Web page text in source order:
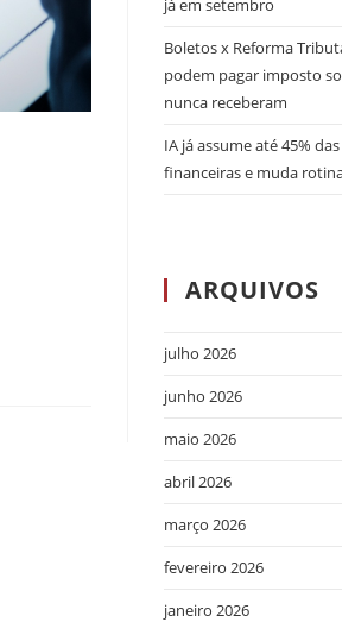
já em setembro
Boletos x Reforma
podem pagar imposto
nunca receberam
IA já assume até 45%
financeiras e muda
ARQUIVOS
julho 2026
junho 2026
maio 2026
abril 2026
março 2026
fevereiro 2026
janeiro 2026